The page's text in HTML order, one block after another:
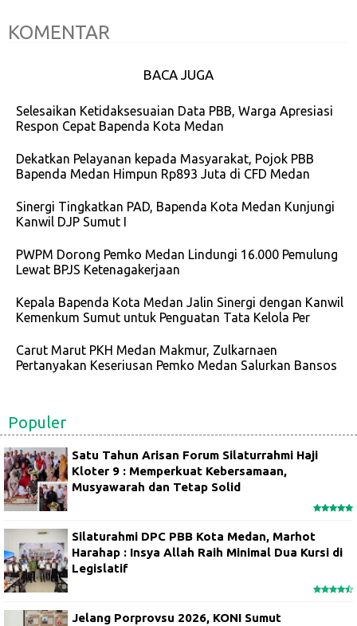
KOMENTAR
BACA JUGA
Selesaikan Ketidaksesuaian Data PBB, Warga Apresiasi
Respon Cepat Bapenda Kota Medan
Dekatkan Pelayanan kepada Masyarakat, Pojok PBB
Bapenda Medan Himpun Rp893 Juta di CFD Medan
Sinergi Tingkatkan PAD, Bapenda Kota Medan Kunjungi
Kanwil DJP Sumut I
PWPM Dorong Pemko Medan Lindungi 16.000 Pemulung
Lewat BPJS Ketenagakerjaan
Kepala Bapenda Kota Medan Jalin Sinergi dengan Kanwil
Kemenkum Sumut untuk Penguatan Tata Kelola Per
Carut Marut PKH Medan Makmur, Zulkarnaen
Pertanyakan Keseriusan Pemko Medan Salurkan Bansos
Populer
Satu Tahun Arisan Forum Silaturrahmi Haji
Kloter 9 : Memperkuat Kebersamaan,
Musyawarah dan Tetap Solid
Silaturahmi DPC PBB Kota Medan, Marhot
Harahap : Insya Allah Raih Minimal Dua Kursi di
Legislatif
Jelang Porprovsu 2026, KONI Sumut